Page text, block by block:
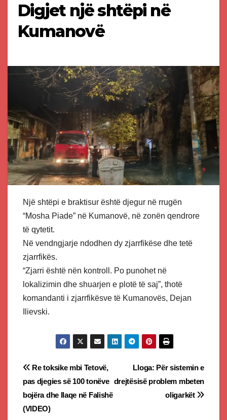
Digjet një shtëpi në
Kumanovë
Një shtëpi e braktisur është djegur në rrugën
“Mosha Piade” në Kumanovë, në zonën qendrore
të qytetit.
Në vendngjarje ndodhen dy zjarrfikëse dhe tetë
zjarrfikës.
“Zjarri është nën kontroll. Po punohet në
lokalizimin dhe shuarjen e plotë të saj”, thotë
komandanti i zjarrfikësve të Kumanovës, Dejan
Ilievski.
Post
navigation
Lloga: Për sistemin e
drejtësisë problem mbeten
oligarkët
Re toksike mbi Tetovë,
pas djegies së 100 tonëve
bojëra dhe llaqe në Falishë
(VIDEO)